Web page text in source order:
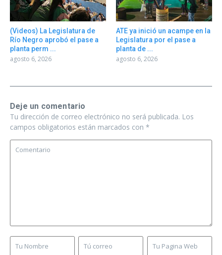
(Videos) La Legislatura de
Río Negro aprobó el pase a
planta perm ...
agosto 6, 2026
ATE ya inició un acampe en la
Legislatura por el pase a
planta de ...
agosto 6, 2026
Deje un comentario
Tu dirección de correo electrónico no será publicada. Los
campos obligatorios están marcados con *